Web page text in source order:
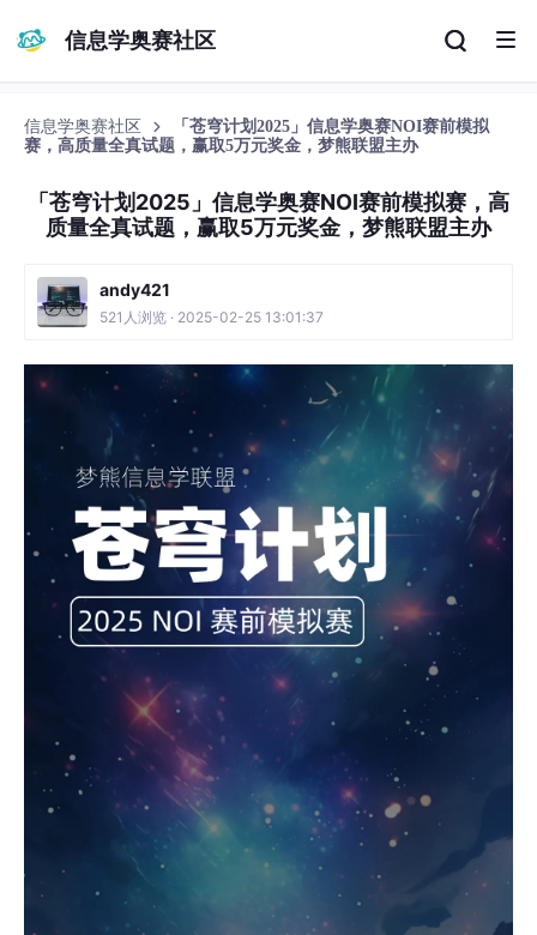
信息学奥赛社区
信息学奥赛社区
「苍穹计划2025」信息学奥赛NOI赛前模拟
赛，高质量全真试题，赢取5万元奖金，梦熊联盟主办
「苍穹计划2025」信息学奥赛NOI赛前模拟赛，高
质量全真试题，赢取5万元奖金，梦熊联盟主办
andy421
521人浏览 · 2025-02-25 13:01:37